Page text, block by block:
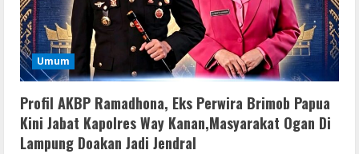
Umum
Profil AKBP Ramadhona, Eks Perwira Brimob Papua
Kini Jabat Kapolres Way Kanan,Masyarakat Ogan Di
Lampung Doakan Jadi Jendral